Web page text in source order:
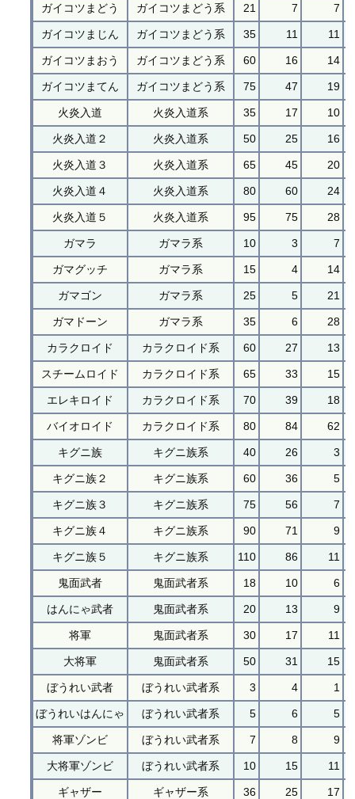
ガイコツまどう ガイコツまどう系 21 7 7
ガイコツまじん ガイコツまどう系 35 11 11
ガイコツまおう ガイコツまどう系 60 16 14
ガイコツまてん ガイコツまどう系 75 47 19
火炎入道 火炎入道系 35 17 10
火炎入道２ 火炎入道系 50 25 16
火炎入道３ 火炎入道系 65 45 20
火炎入道４ 火炎入道系 80 60 24
火炎入道５ 火炎入道系 95 75 28
ガマラ ガマラ系 10 3 7
ガマグッチ ガマラ系 15 4 14
ガマゴン ガマラ系 25 5 21
ガマドーン ガマラ系 35 6 28
カラクロイド カラクロイド系 60 27 13
スチームロイド カラクロイド系 65 33 15
エレキロイド カラクロイド系 70 39 18
バイオロイド カラクロイド系 80 84 62
キグニ族 キグニ族系 40 26 3
キグニ族２ キグニ族系 60 36 5
キグニ族３ キグニ族系 75 56 7
キグニ族４ キグニ族系 90 71 9
キグニ族５ キグニ族系 110 86 11
鬼面武者 鬼面武者系 18 10 6
はんにゃ武者 鬼面武者系 20 13 9
将軍 鬼面武者系 30 17 11
大将軍 鬼面武者系 50 31 15
ぼうれい武者 ぼうれい武者系 3 4 1
ぼうれいはんにゃ ぼうれい武者系 5 6 5
将軍ゾンビ ぼうれい武者系 7 8 9
大将軍ゾンビ ぼうれい武者系 10 15 11
ギャザー ギャザー系 36 25 17